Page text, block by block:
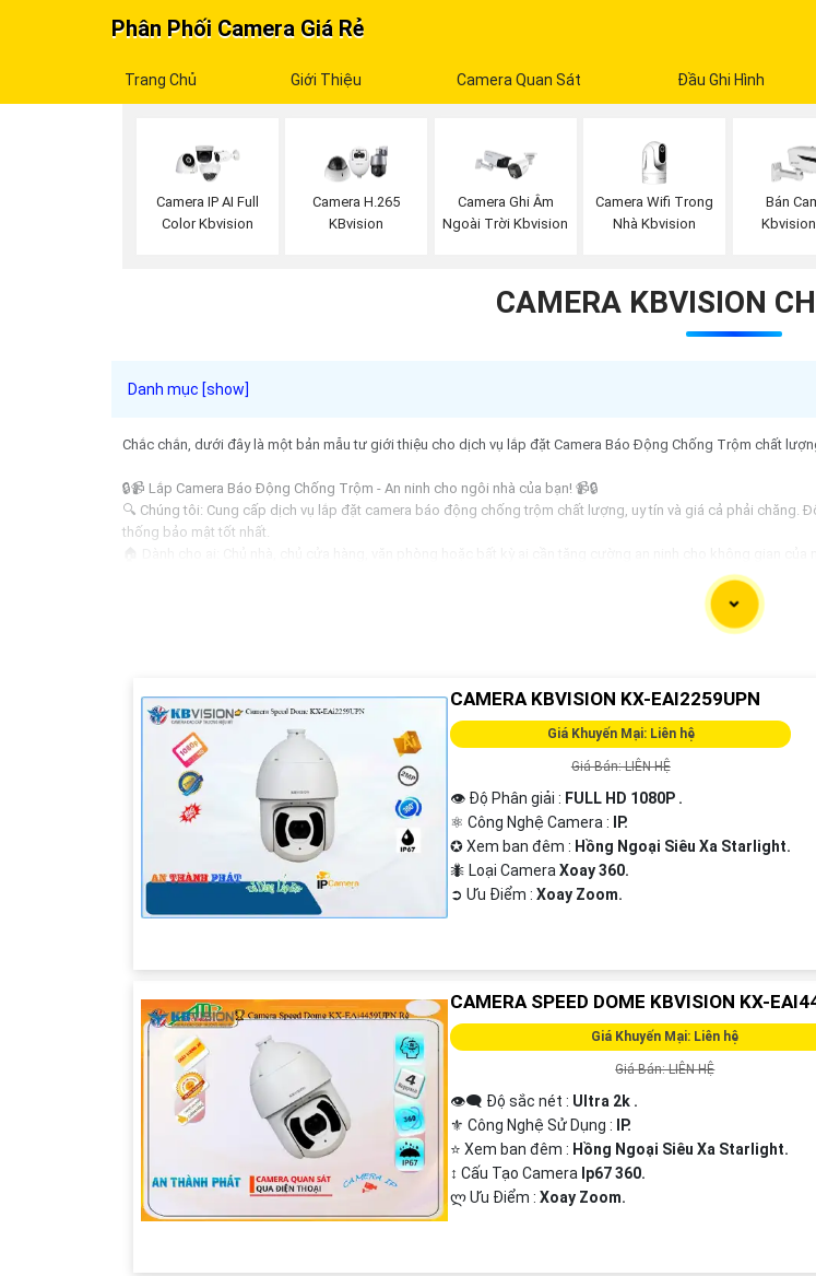
Phân Phối Camera Giá Rẻ
Trang Chủ Giới Thiệu Camera Quan Sát Đầu Ghi Hình
Camera IP AI Full
Color Kbvision
Camera H.265
KBvision
Camera Ghi Âm
Ngoài Trời Kbvision
Camera Wifi Trong
Nhà Kbvision
Bán
CAMERA KBVISION
Chắc chắn, dưới đây là một bản mẫu tư giới thiệu cho dịch vụ lắp đặt Camera Báo Động Chống Trộm chất
🔒📹 Lắp Camera Báo Động Chống Trộm - An ninh cho ngôi nhà của bạn! 📹🔒
🔍 Chúng tôi: Cung cấp dịch vụ lắp đặt camera báo động chống trộm chất lượng, uy tín và giá cả phải chăng.
thống bảo mật tốt nhất.
✅ Dịch vụ chúng tôi cung cấp:- Lắp đặt hệ thống camera theo yêu cầu- Camera độ nét cao, ghi hình rõ ràng-
Hy vọng bạn sẽ tìm thấy thông tin Tiên ích cần thiết trong bản mẫu trên. Nếu bạn cần thêm thông tin hoặc sửa
CAMERA KBVISION KX-EAI2259UPN
Giá Khuyến Mại: Liên hệ
Giá Bán: LIÊN HỆ
👁 Độ Phân giải : FULL HD 1080P .
⚛️ Công Nghệ Camera :
IP.
✪ Xem ban đêm : Hồng Ngoại Siêu Xa Starlight.
🐜 Loại CameraXoay 360.
️➲ Ưu Điểm :Xoay Zoom.
CAMERA SPEED DOME KBVISION KX-
Giá Khuyến Mại: Liên hệ
Giá Bán: LIÊN HỆ
👁️‍🗨 Độ sắc nét : Ultra 2k .
⚜️ Công Nghệ Sử Dụng :
IP.
⭐ Xem ban đêm : Hồng Ngoại Siêu Xa Starlight.
↕️ Cấu Tạo Camera Ip67 360.
️ლ Ưu Điểm :Xoay Zoom.